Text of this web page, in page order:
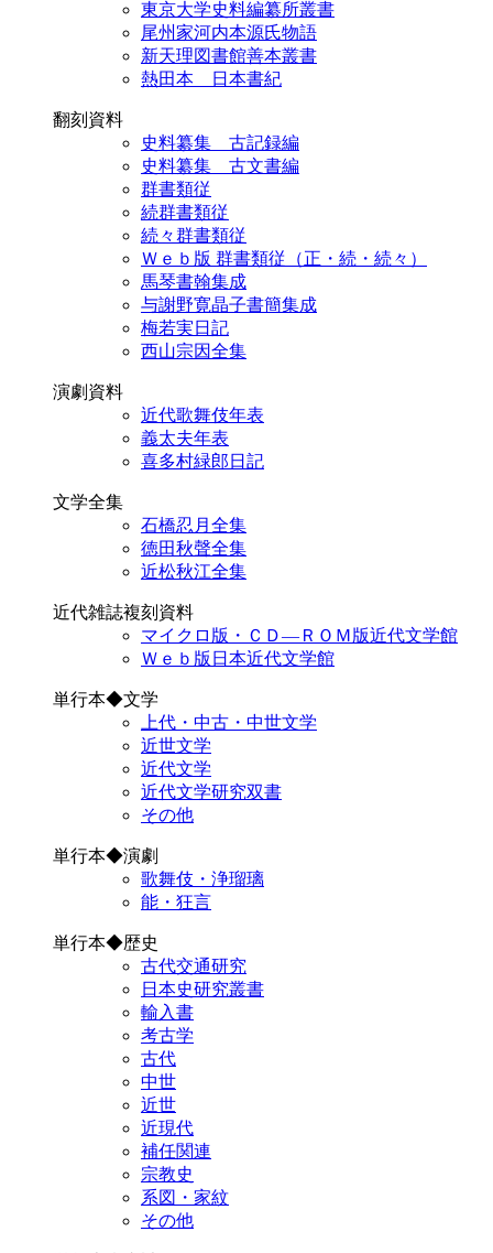
東京大学史料編纂所叢書
尾州家河内本源氏物語
新天理図書館善本叢書
熱田本 日本書紀
翻刻資料
史料纂集 古記録編
史料纂集 古文書編
群書類従
続群書類従
続々群書類従
Ｗｅｂ版 群書類従（正・続・続々）
馬琴書翰集成
与謝野寛晶子書簡集成
梅若実日記
西山宗因全集
演劇資料
近代歌舞伎年表
義太夫年表
喜多村緑郎日記
文学全集
石橋忍月全集
徳田秋聲全集
近松秋江全集
近代雑誌複刻資料
マイクロ版・ＣＤ―ＲＯＭ版近代文学館
Ｗｅｂ版日本近代文学館
単行本◆文学
上代・中古・中世文学
近世文学
近代文学
近代文学研究双書
その他
単行本◆演劇
歌舞伎・浄瑠璃
能・狂言
単行本◆歴史
古代交通研究
日本史研究叢書
輸入書
考古学
古代
中世
近世
近現代
補任関連
宗教史
系図・家紋
その他